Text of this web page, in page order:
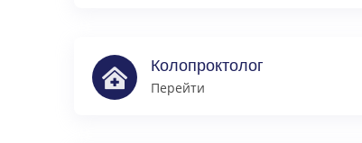
Колопроктолог
Перейти